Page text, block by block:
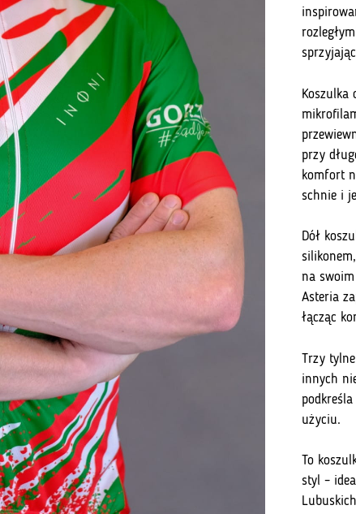
Koszulka
przy
komfort
schnie i
Dół
na
Asteria
łącząc
Trzy
innych
użyciu.
To
styl –